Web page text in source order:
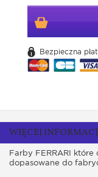
Bezpieczna
WIĘCEJ
Farby FERRARI które
dopasowane do